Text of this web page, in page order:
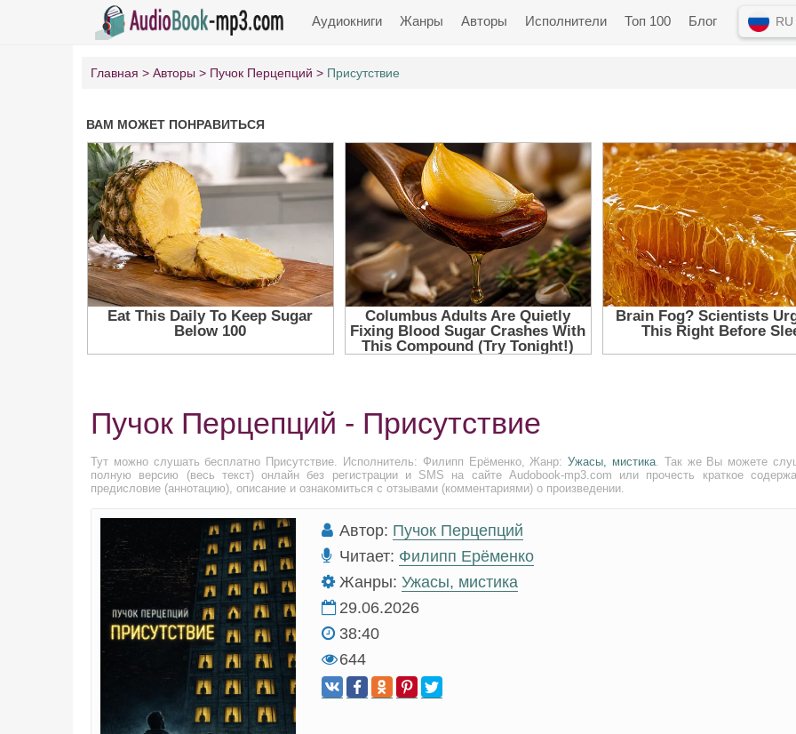
Аудиокниги Жанры Авторы Исполнители Топ 100 Блог RU
Главная Авторы Пучок Перцепций Присутствие
Пучок Перцепций - Присутствие
Тут можно слушать бесплатно Присутствие. Исполнитель: Филипп Ерёменко, Жанр:Ужасы, мистика. Так же Вы можете
полную версию (весь текст) онлайн без регистрации и SMS на сайте Audobook-mp3.com или прочесть краткое
предисловие (аннотацию), описание и ознакомиться с отзывами (комментариями) о произведении.
Автор: Пучок Перцепций
Читает: Филипп Ерёменко
Жанры: Ужасы, мистика
29.06.2026
38:40
644